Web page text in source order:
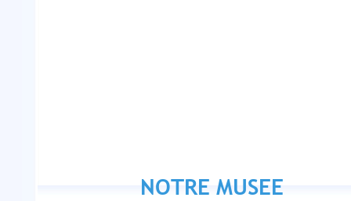
NOTRE MUSEE